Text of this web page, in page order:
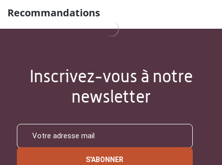
Recommandations
Inscrivez-vous à notre
newsletter
S'ABONNER